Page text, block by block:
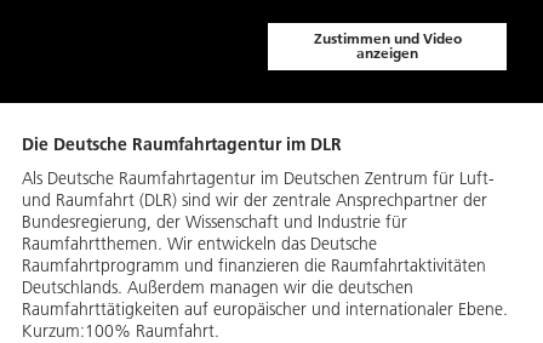
Zustimmen und Video
anzeigen
Die Deutsche Raumfahrtagentur im DLR
Als Deutsche Raumfahrtagentur im Deutschen Zentrum für Luft-
und Raumfahrt (DLR) sind wir der zentrale Ansprechpartner der
Bundesregierung, der Wissenschaft und Industrie für
Raumfahrtthemen. Wir entwickeln das Deutsche
Raumfahrtprogramm und finanzieren die Raumfahrtaktivitäten
Deutschlands. Außerdem managen wir die deutschen
Raumfahrttätigkeiten auf europäischer und internationaler Ebene.
Kurzum:100% Raumfahrt.